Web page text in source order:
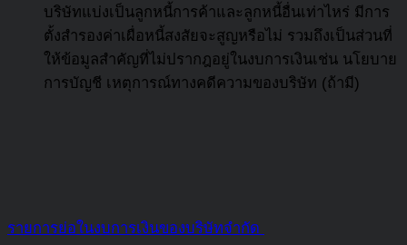
บริษัทแบ่งเป็นลูกหนี้การค้าและลูกหนี้อื่นเท่าไหร่ มีการ
ตั้งสำรองค่าเผื่อหนี้สงสัยจะสูญหรือไม่ รวมถึงเป็นส่วนที่
ให้ข้อมูลสำคัญที่ไม่ปรากฎอยู่ในงบการเงินเช่น นโยบาย
การบัญชี เหตุการณ์ทางคดีความของบริษัท (ถ้ามี)
รายการย่อในงบการเงินของบริษัทจำกัด